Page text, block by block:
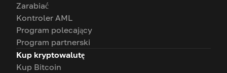
Zarabiać
Kontroler AML
Program polecający
Program partnerski
Kup kryptowalutę
Kup Bitcoin